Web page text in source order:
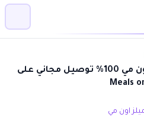
كوبون خصم ميلز اون مي 100% توصيل مجاني على